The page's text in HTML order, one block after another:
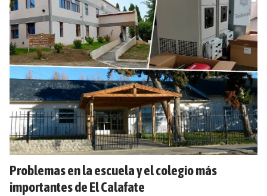
Problemas en la escuela y el colegio más
importantes de El Calafate